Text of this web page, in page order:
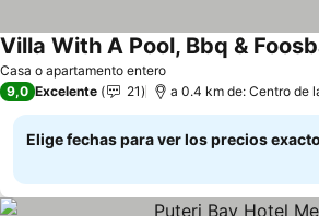
Casa o apartamento entero
Villa With A Pool, Bbq &
9,0 Excelente 21 a 0.4 km de: Centro de
Elige fechas para ver los precios